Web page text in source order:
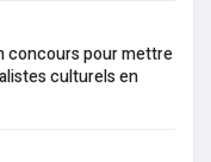
concours pour mettre
culturels en